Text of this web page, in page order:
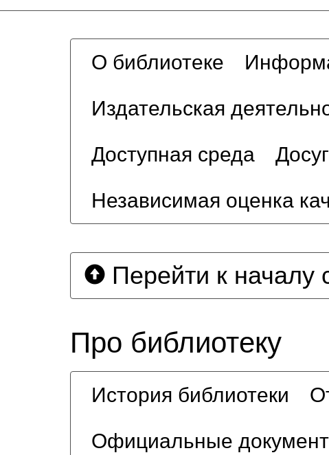
О библиотеке
Издательская
Доступная среда Досуг
Независимая оценка
Перейти к началу
Про библиотеку
История библиотеки
Официальные